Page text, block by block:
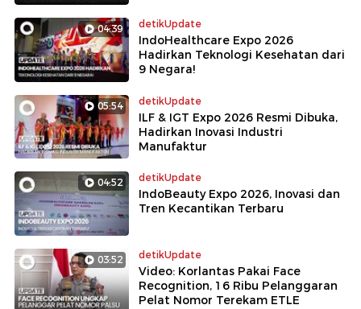
04:39 detikUpdate
IndoHealthcare Expo 2026
Hadirkan Teknologi Kesehatan dari
9 Negara!
05:54 detikUpdate
ILF & IGT Expo 2026 Resmi Dibuka,
Hadirkan Inovasi Industri
Manufaktur
04:52 detikUpdate
IndoBeauty Expo 2026, Inovasi dan
Tren Kecantikan Terbaru
03:52 detikUpdate
Video: Korlantas Pakai Face
Recognition, 16 Ribu Pelanggaran
Pelat Nomor Terekam ETLE